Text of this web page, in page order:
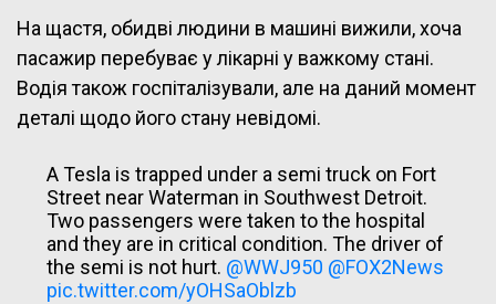
На щастя, обидві людини в машині вижили, хоча
пасажир перебуває у лікарні у важкому стані.
Водія також госпіталізували, але на даний момент
деталі щодо його стану невідомі.
A Tesla is trapped under a semi truck on Fort
Street near Waterman in Southwest Detroit.
Two passengers were taken to the hospital
and they are in critical condition. The driver of
the semi is not hurt. @WWJ950 @FOX2News
pic.twitter.com/yOHSaOblzb